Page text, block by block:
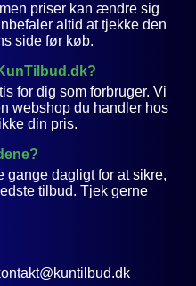
priser kan ændre sig
altid at tjekke den
side før køb.
for dig som forbruger. Vi
webshop du handler hos
din pris.
gange dagligt for at sikre,
tilbud. Tjek gerne